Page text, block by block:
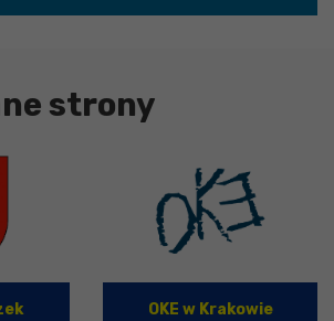
strony
OKE w Krakowie